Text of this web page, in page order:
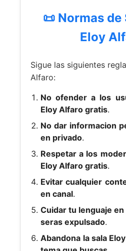
📜 Normas de
Eloy
Sigue las siguientes
Alfaro:
No ofender a los
Eloy Alfaro gratis.
No dar informacion
en privado.
Respetar a los
Eloy Alfaro gratis.
Evitar cualquier
en canal.
Cuidar tu lenguaje
seras expulsado.
Abandona la sala